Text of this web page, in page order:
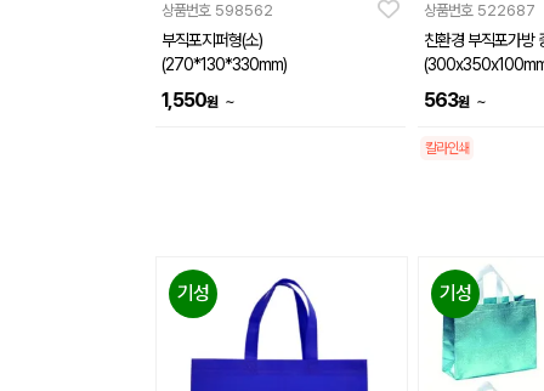
상품번호 598562
부직포지퍼형(소)
(270*130*330mm)
1,550원 ~
상품번호 522687
친환경 부직포가방
563원 ~
칼라인쇄
기성 기성